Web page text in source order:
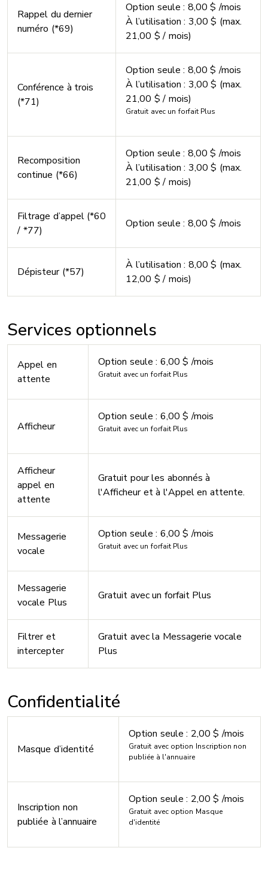
Rappel du dernier
numéro (*69)
Option seule : 8,00 $ /mois
À l’utilisation : 3,00 $ (max.
21,00 $ / mois)
Conférence à trois
(*71)
Option seule : 8,00 $ /mois
À l’utilisation : 3,00 $ (max.
21,00 $ / mois)
Gratuit avec un forfait Plus
Recomposition
continue (*66)
Option seule : 8,00 $ /mois
À l’utilisation : 3,00 $ (max.
21,00 $ / mois)
Filtrage d’appel (*60
/ *77)
Option seule : 8,00 $ /mois
Dépisteur (*57)
À l’utilisation : 8,00 $ (max.
12,00 $ / mois)
Services optionnels
Appel en
attente
Option seule : 6,00 $ /mois
Gratuit avec un forfait Plus
Afficheur
Option seule : 6,00 $ /mois
Gratuit avec un forfait Plus
Afficheur
appel en
attente
Gratuit pour les abonnés à
l'Afficheur et à l'Appel en attente.
Messagerie
vocale
Option seule : 6,00 $ /mois
Gratuit avec un forfait Plus
Messagerie
vocale Plus
Gratuit avec un forfait Plus
Filtrer et
intercepter
Gratuit avec la Messagerie vocale
Plus
Confidentialité
Masque d’identité
Option seule : 2,00 $ /mois
Gratuit avec option Inscription non
publiée à l'annuaire
Inscription non
publiée à l’annuaire
Option seule : 2,00 $ /mois
Gratuit avec option Masque
d'identité